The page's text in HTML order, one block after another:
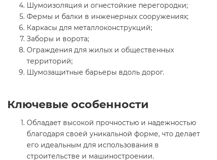
Шумоизоляция и огнестойкие перегородки;
Фермы и балки в инженерных сооружениях;
Каркасы для металлоконструкций;
Заборы и ворота;
Ограждения для жилых и общественных
территорий;
Шумозащитные барьеры вдоль дорог.
Ключевые особенности
Обладает высокой прочностью и надежностью
благодаря своей уникальной форме, что делает
его идеальным для использования в
строительстве и машиностроении.